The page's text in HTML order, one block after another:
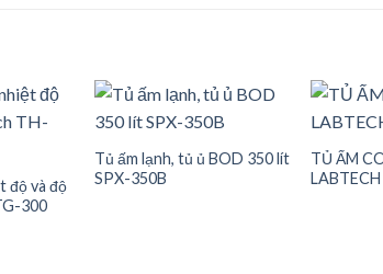
Add to
wishlist
độ và độ
300
Tủ ấm lạnh, tủ ủ BOD 350 lít
SPX-350B
TỦ ẤM